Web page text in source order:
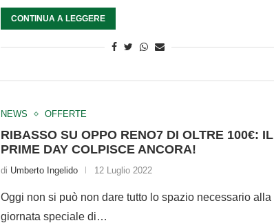
CONTINUA A LEGGERE
NEWS OFFERTE
RIBASSO SU OPPO RENO7 DI OLTRE 100€: IL
PRIME DAY COLPISCE ANCORA!
di Umberto Ingelido 12 Luglio 2022
Oggi non si può non dare tutto lo spazio necessario alla
giornata speciale di…